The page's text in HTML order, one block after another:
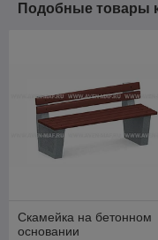
Подобные товары
Скамейка на бетонном
основании